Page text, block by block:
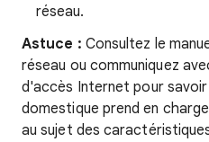
réseau.
Astuce : Consultez le
réseau ou communiquez
d'accès Internet pour
domestique prend en
au sujet des